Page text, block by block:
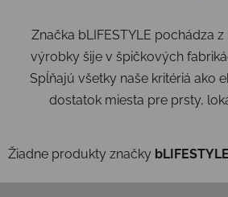
Značka bLIFESTYLE pochádza
výrobky šije v špičkových
Spĺňajú všetky naše kritériá ako
dostatok miesta pre prsty,
Žiadne produkty značky